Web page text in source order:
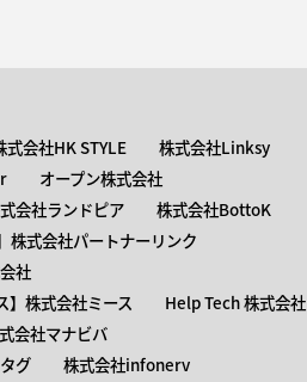
式会社HK STYLE
株式会社Linksy
オープン株式会社
会社ランドピア
株式会社BottoK
株式会社パートナーリンク
社
】株式会社ミース
Help Tech 株式会社
会社マナビバ
グ
株式会社infonerv